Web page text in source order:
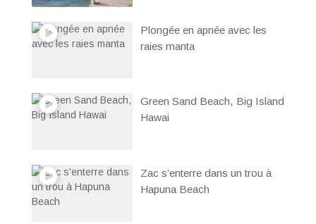
Plongée en apnée avec les
raies manta
Green Sand Beach, Big Island
Hawai
Zac s’enterre dans un trou à
Hapuna Beach